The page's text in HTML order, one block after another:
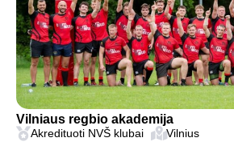
Vilniaus regbio akademija
Akredituoti NVŠ klubai Vilnius